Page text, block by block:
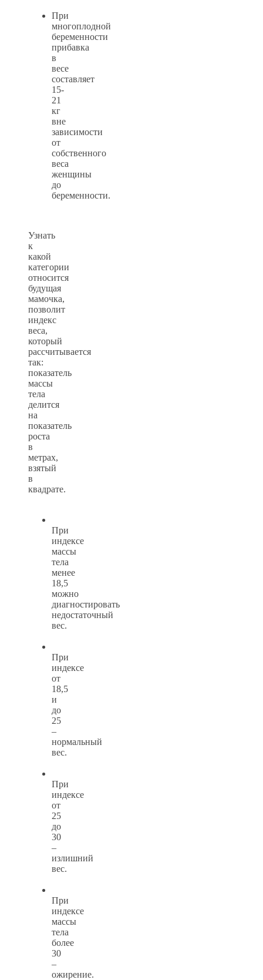
При
многоплодной
беременности
прибавка
в
весе
составляет
15-
21
кг
вне
зависимости
от
собственного
веса
женщины
до
беременности.
Узнать
к
какой
категории
относится
будущая
мамочка,
позволит
индекс
веса,
который
рассчитывается
так:
показатель
массы
тела
делится
на
показатель
роста
в
метрах,
взятый
в
квадрате.
При
индексе
массы
тела
менее
18,5
можно
диагностировать
недостаточный
вес.
При
индексе
от
18,5
и
до
25
–
нормальный
вес.
При
индексе
от
25
до
30
–
излишний
вес.
При
индексе
массы
тела
более
30
–
ожирение.